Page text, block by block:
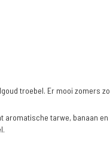
troebel. Er mooi zomers
aromatische tarwe, banaan en